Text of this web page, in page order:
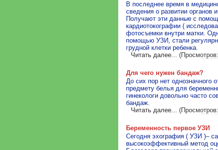
В последнее время в
сведения о развитии органов
Получают эти данные с
кардиотокографии (
фотосъемки внутри матки.
помощью УЗИ, стали
грудной клетки ребенка.
Читать далее...
Для чего нужен бандаж?
До сих пор нет однозначного
предмету белья для
гинекологи довольно часто
бандаж.
Читать далее...
Беременность первое УЗИ
Сегодня эхография ( УЗИ )–
высокоэффективный метод